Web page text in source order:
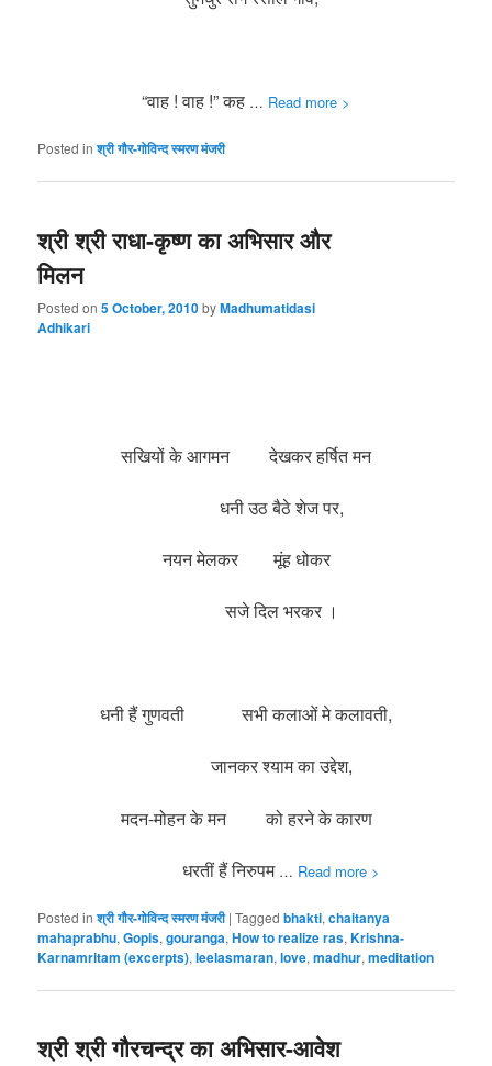
“वाह ! वाह !” कह … Read more >
Posted in श्री गौर-गोविन्द स्मरण मंजरी
श्री श्री राधा-कृष्ण का अभिसार और
मिलन
Posted on5 October, 2010byMadhumatidasi
Adhikari
सखियों के आगमन देखकर हर्षित मन
धनी उठ बैठे शेज पर,
नयन मेलकर मूंह धोकर
सजे दिल भरकर ।
धनी हैं गुणवती सभी कलाओं मे कलावती,
जानकर श्याम का उद्देश,
मदन-मोहन के मन को हरने के कारण
धरतीं हैं निरुपम … Read more >
Posted in श्री गौर-गोविन्द स्मरण मंजरी |Tagged bhakti,chaitanya
mahaprabhu,Gopis,gouranga,How to realize ras,Krishna-
Karnamritam (excerpts),leelasmaran,love,madhur,meditation
श्री श्री गौरचन्द्र का अभिसार-आवेश